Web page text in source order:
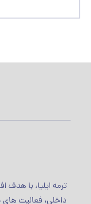
ترمه ایلیا، با
داخلی، فعالیت